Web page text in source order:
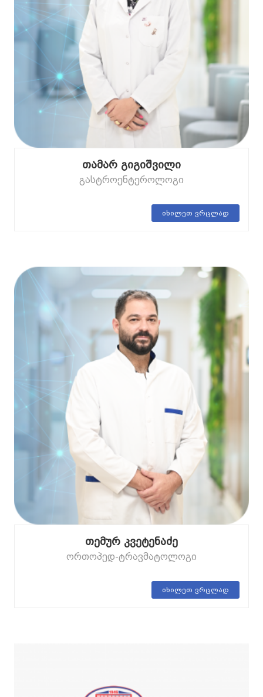
თამარ გიგიშვილი
გასტროენტეროლოგი
იხილეთ ვრცლად
თემურ კვეტენაძე
ორთოპედ-ტრავმატოლოგი
იხილეთ ვრცლად